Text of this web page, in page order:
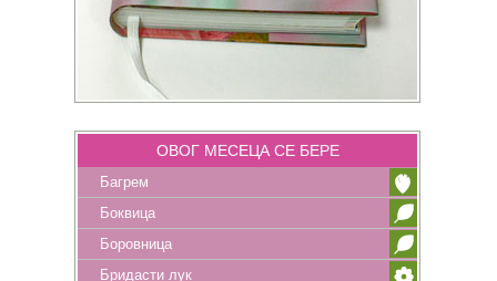
ОВОГ МЕСЕЦА СЕ БЕРЕ
Багрем
Боквица
Боровница
Бридасти лук